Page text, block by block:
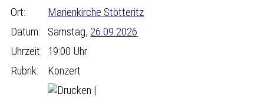
Ort:
Marienkirche Stötteritz
Datum:
Samstag, 26.09.2026
Uhrzeit: 19:00 Uhr
Rubrik:
Konzert
|